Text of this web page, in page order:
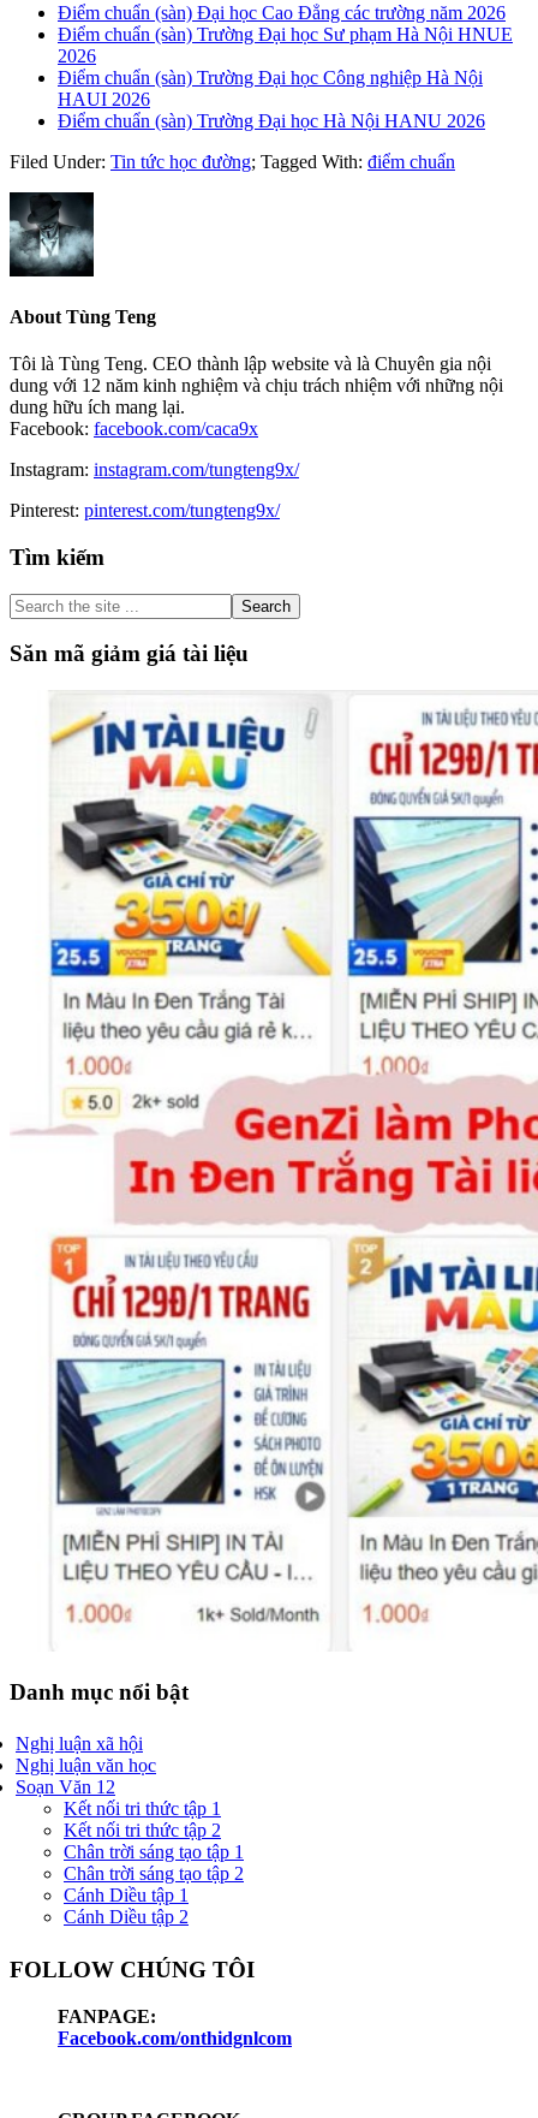
Điểm chuẩn (sàn) Đại học Cao Đẳng các trường năm 2026
Điểm chuẩn (sàn) Trường Đại học Sư phạm Hà Nội HNUE
2026
Điểm chuẩn (sàn) Trường Đại học Công nghiệp Hà Nội
HAUI 2026
Điểm chuẩn (sàn) Trường Đại học Hà Nội HANU 2026
Filed Under: Tin tức học đường; Tagged With: điểm chuẩn
About Tùng Teng
Tôi là Tùng Teng. CEO thành lập website và là Chuyên gia nội
dung với 12 năm kinh nghiệm và chịu trách nhiệm với những nội
dung hữu ích mang lại.
Facebook: facebook.com/caca9x
Instagram: instagram.com/tungteng9x/
Pinterest: pinterest.com/tungteng9x/
Primary
Sidebar
Tìm kiếm
Search
the
site
...
Săn mã giảm giá tài liệu
Danh mục nổi bật
Nghị luận xã hội
Nghị luận văn học
Soạn Văn 12
Kết nối tri thức tập 1
Kết nối tri thức tập 2
Chân trời sáng tạo tập 1
Chân trời sáng tạo tập 2
Cánh Diều tập 1
Cánh Diều tập 2
FOLLOW CHÚNG TÔI
FANPAGE:
Facebook.com/onthidgnlcom